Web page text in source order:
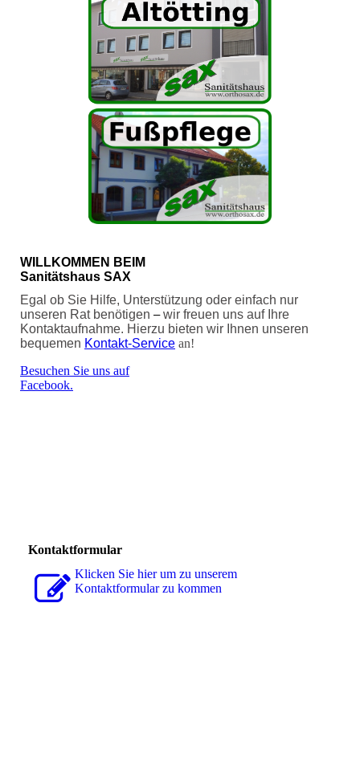
WILLKOMMEN BEIM
Sanitätshaus SAX
Egal ob Sie Hilfe, Unterstützung oder einfach nur
unseren Rat benötigen –wir freuen uns auf Ihre
Kontaktaufnahme. Hierzu bieten wir Ihnen unseren
bequemen Kontakt-Service an!
Besuchen Sie uns auf
Facebook.
Kontaktformular
Klicken Sie hier um zu unserem
Kon­takt­for­mu­lar zu kommen